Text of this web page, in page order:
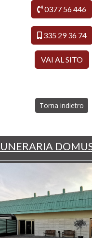
0377 56 446
335 29 36 74
VAI AL SITO
Torna indietro